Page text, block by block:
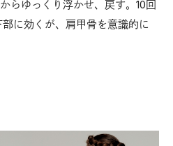
らゆっくり浮かせ、戻す。10回
に効くが、肩甲骨を意識的に